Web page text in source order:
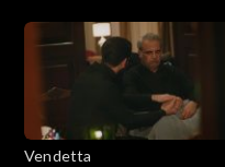
Vendetta